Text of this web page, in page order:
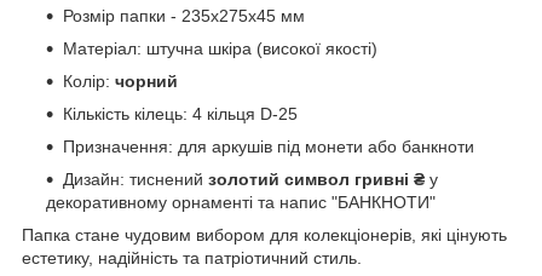
Розмір папки - 235х275х45 мм
Матеріал: штучна шкіра (високої якості)
Колір: чорний
Кількість кілець: 4 кільця D-25
Призначення: для аркушів під монети або банкноти
Дизайн: тиснений золотий символ гривні ₴ у
декоративному орнаменті та напис "БАНКНОТИ"
Папка стане чудовим вибором для колекціонерів, які цінують
естетику, надійність та патріотичний стиль.